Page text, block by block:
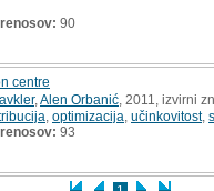
90
centre
, Alen Orbanić , 2011, izvirni
optimizacija učinkovitost,
93